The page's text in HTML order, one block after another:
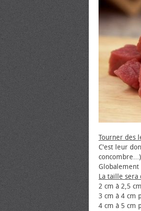
Tourner des
C'est leur
concombre...)
La taille sera
2 cm à 2,5
3 cm à 4 cm
4 cm à 5 cm